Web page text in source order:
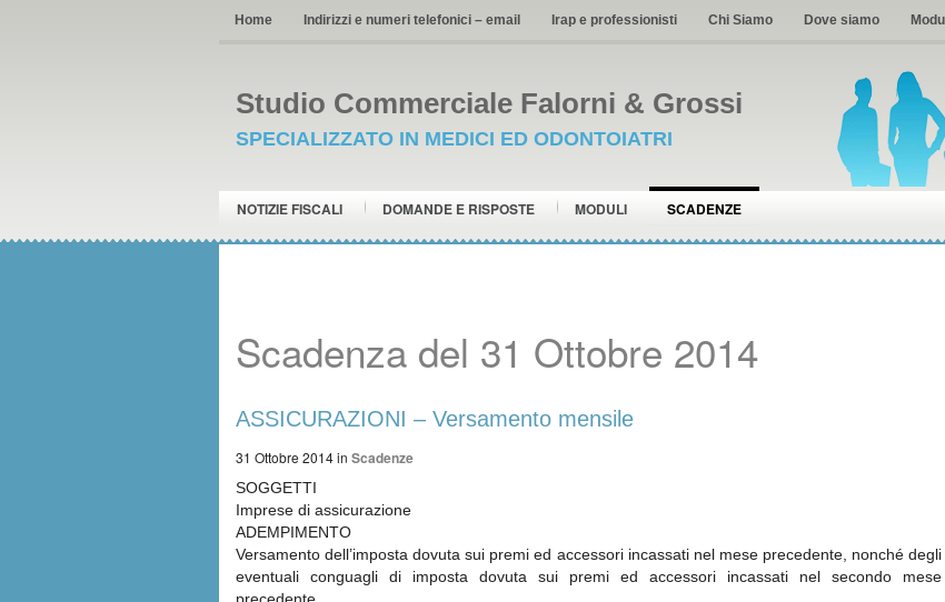
Home Indirizzi e numeri telefonici – email Irap e professionisti Chi Siamo Dove siamo
Studio Commerciale Falorni & Grossi
SPECIALIZZATO IN MEDICI ED ODONTOIATRI
NOTIZIE FISCALI DOMANDE E RISPOSTE MODULI SCADENZE
Scadenza del 31 Ottobre 2014
ASSICURAZIONI – Versamento mensile
31 Ottobre 2014in Scadenze
SOGGETTI
Imprese di assicurazione
ADEMPIMENTO
Versamento dell’imposta dovuta sui premi ed accessori incassati nel mese precedente, nonché degli
eventuali conguagli di imposta dovuta sui premi ed accessori incassati nel secondo mese